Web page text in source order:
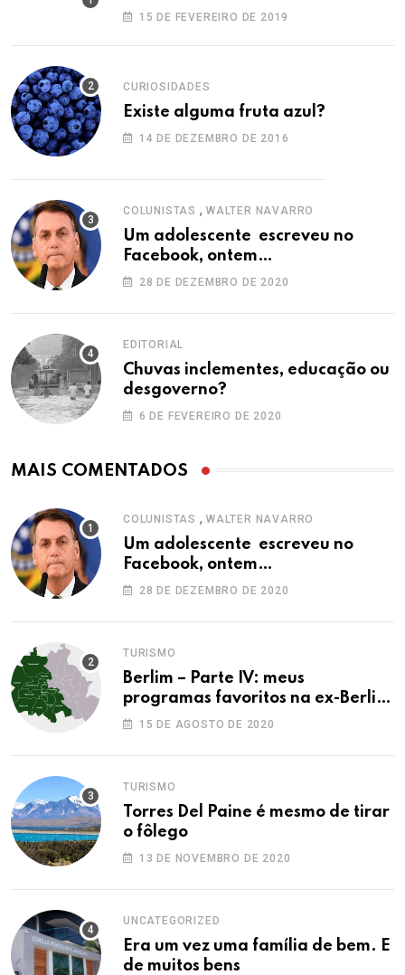
15 DE FEVEREIRO DE 2019
CURIOSIDADES
Existe alguma fruta azul?
14 DE DEZEMBRO DE 2016
COLUNISTAS , WALTER NAVARRO
Um adolescente escreveu no
Facebook, ontem…
28 DE DEZEMBRO DE 2020
EDITORIAL
Chuvas inclementes, educação ou
desgoverno?
6 DE FEVEREIRO DE 2020
MAIS COMENTADOS
COLUNISTAS , WALTER NAVARRO
Um adolescente escreveu no
Facebook, ontem…
28 DE DEZEMBRO DE 2020
TURISMO
Berlim – Parte IV: meus
programas favoritos na ex-Berlim
Ocidental
15 DE AGOSTO DE 2020
TURISMO
Torres Del Paine é mesmo de tirar
o fôlego
13 DE NOVEMBRO DE 2020
UNCATEGORIZED
Era um vez uma família de bem. E
de muitos bens